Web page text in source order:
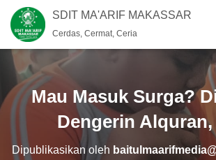
SDIT MA'ARIF MAKASSAR
Cerdas, Cermat, Ceria
Mau Masuk Surga?
Dengerin
Dipublikasikan oleh